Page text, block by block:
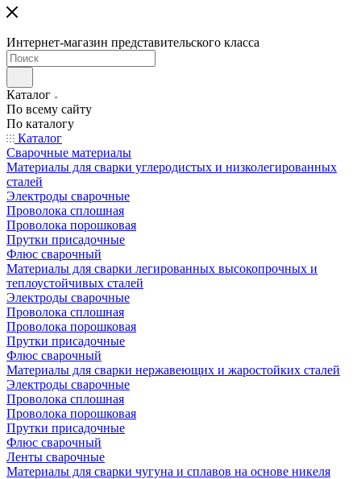
Интернет-магазин представительского класса
Каталог
По всему сайту
По каталогу
Каталог
Сварочные материалы
Материалы для сварки углеродистых и низколегированных
сталей
Электроды сварочные
Проволока сплошная
Проволока порошковая
Прутки присадочные
Флюс сварочный
Материалы для сварки легированных высокопрочных и
теплоустойчивых сталей
Электроды сварочные
Проволока сплошная
Проволока порошковая
Прутки присадочные
Флюс сварочный
Материалы для сварки нержавеющих и жаростойких сталей
Электроды сварочные
Проволока сплошная
Проволока порошковая
Прутки присадочные
Флюс сварочный
Ленты сварочные
Материалы для сварки чугуна и сплавов на основе никеля